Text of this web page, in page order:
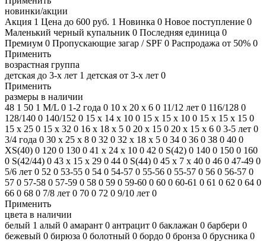
новинки/акции
Акция 1 Цена до 600 руб. 1 Новинка 0 Новое поступление 0
Маленький черный купальник 0 Последняя единица 0
Премиум 0 Пропускающие загар / SPF 0 Распродажа от 50% 0
Применить
возрастная группа
детская до 3-х лет 1 детская от 3-х лет 0
Применить
размеры в наличии
48 1 50 1 M/L 0 1-2 года 0 10 х 20 х 6 0 11/12 лет 0 116/128 0
128/140 0 140/152 0 15 х 14 х 10 0 15 х 15 х 10 0 15 х 15 х 15 0
15 х 25 0 15 х 32 0 16 х 18 х 5 0 20 x 15 0 20 х 15 х 6 0 3-5 лет 0
3/4 года 0 30 х 25 х 8 0 32 0 32 х 18 х 5 0 34 0 36 0 38 0 40 0
XS(40) 0 120 0 130 0 41 х 24 х 10 0 42 0 S(42) 0 140 0 150 0 160
0 S(42/44) 0 43 х 15 х 29 0 44 0 S(44) 0 45 х 7 х 40 0 46 0 47-49 0
5/6 лет 0 52 0 53-55 0 54 0 54-57 0 55-56 0 55-57 0 56 0 56-57 0
57 0 57-58 0 57-59 0 58 0 59 0 59-60 0 60 0 60-61 0 61 0 62 0 64 0
66 0 68 0 7/8 лет 0 70 0 72 0 9/10 лет 0
Применить
цвета в наличии
белый 1 алый 0 амарант 0 антрацит 0 баклажан 0 барбери 0
бежевый 0 бирюза 0 болотный 0 бордо 0 бронза 0 брусника 0